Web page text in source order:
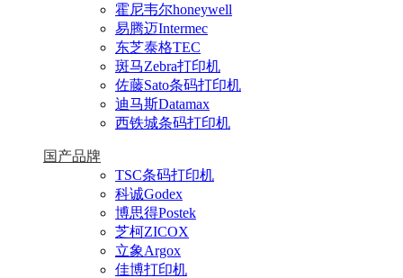
霍尼韦尔honeywell
易腾迈Intermec
东芝泰格TEC
斑马Zebra打印机
佐藤Sato条码打印机
迪马斯Datamax
西铁城条码打印机
国产品牌
TSC条码打印机
科诚Godex
博思得Postek
芝柯ZICOX
立象Argox
佳博打印机